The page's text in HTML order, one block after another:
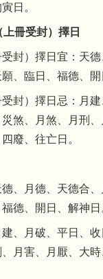
日。
冊受封）擇日
受封）擇日宜：天德
、臨日、福德、開
受封）擇日忌：月
煞、月煞、月刑
廢、往亡日。
德、月德、天德合
德、開日、解神日
建、月破、平日、收
月害、月厭、大